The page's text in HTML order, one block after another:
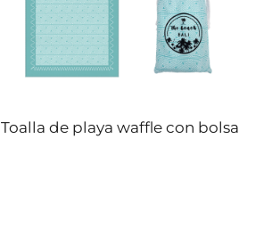
Toalla de playa waffle con bolsa